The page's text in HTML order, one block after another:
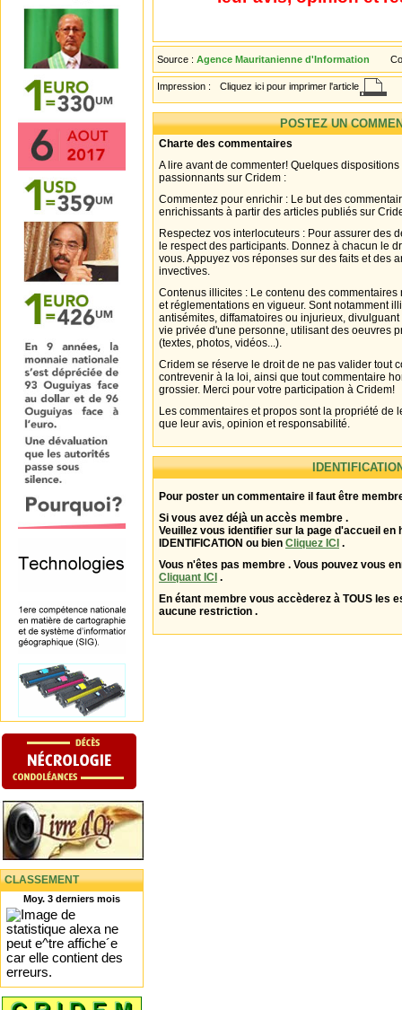
CLASSEMENT
Moy. 3 derniers mois
Source : Agence Mauritanienne d'Information
Impression : Cliquez ici pour imprimer l'article
POSTEZ UN
Charte des commentaires
A lire avant de commenter! Quelques
passionnants sur Cridem :
Commentez pour enrichir : Le but des
enrichissants à partir des articles publiés sur
Respectez vos interlocuteurs : Pour assurer des
le respect des participants. Donnez à chacun le
vous. Appuyez vos réponses sur des faits et des
invectives.
Contenus illicites : Le contenu des
et réglementations en vigueur. Sont notamment
antisémites, diffamatoires ou injurieux,
vie privée d'une personne, utilisant des oeuvres
(textes, photos, vidéos...).
Cridem se réserve le droit de ne pas valider tout
contrevenir à la loi, ainsi que tout commentaire
grossier. Merci pour votre participation à Cridem!
Les commentaires et propos sont la propriété de
que leur avis, opinion et responsabilité.
Pour poster un commentaire il faut être
Si vous avez déjà un accès membre .
Veuillez vous identifier sur la page d'accueil en
IDENTIFICATION ou bien Cliquez ICI .
Vous n'êtes pas membre . Vous pouvez vous
Cliquant ICI .
En étant membre vous accèderez à TOUS les
aucune restriction .